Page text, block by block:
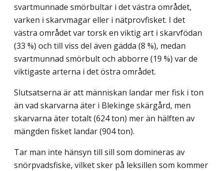
svartmunnade smörbultar i det västra området,
varken i skarvmagar eller i nätprovfisket. I det
västra området var torsk en viktig art i skarvfödan
(33 %) och till viss del även gädda (8 %), medan
svartmunnad smörbult och abborre (19 %) var de
viktigaste arterna i det östra området.
Slutsatserna är att människan landar mer fisk i ton
än vad skarvarna äter i Blekinge skärgård, men
skarvarna äter totalt (624 ton) mer än hälften av
mängden fisket landar (904 ton).
Tar man inte hänsyn till sill som domineras av
snörpvadsfiske, vilket sker på leksillen som kommer